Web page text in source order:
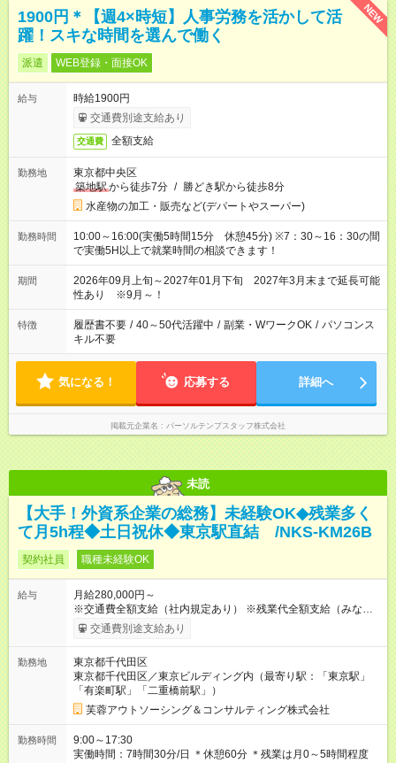
NEW
1900円＊【週4×時短】人事労務を活かして活
躍！スキな時間を選んで働く
派遣 WEB登録・面接OK
給与
時給1900円
交通費別途支給あり
交通費 全額支給
勤務地
東京都中央区
築地駅から徒歩7分 / 勝どき駅から徒歩8分
水産物の加工・販売など(デパートやスーパー)
勤務時間
10:00～16:00(実働5時間15分 休憩45分) ※7：30～16：30の間
で実働5H以上で就業時間の相談できます！
期間
2026年09月上旬～2027年01月下旬 2027年3月末まで延長可能
性あり ※9月～！
特徴 履歴書不要 / 40～50代活躍中 / 副業・WワークOK / パソコンス
キル不要
気になる！ 応募する 詳細へ
掲載元企業名 パーソルテンプスタッフ株式会社
未読
【大手！外資系企業の総務】未経験OK◆残業多く
て月5h程◆土日祝休◆東京駅直結 /NKS-KM26B
契約社員 職種未経験OK
給与
月給280,000円～
※交通費全額支給（社内規定あり） ※残業代全額支給（みなし残
業代は含みません。残業が発生した場合は全額支給いたしま
す） 【試用期間】試用期間なし
交通費別途支給あり
勤務地
東京都千代田区
東京都千代田区／東京ビルディング内（最寄り駅：「東京駅」
「有楽町駅」「二重橋前駅」）
芙蓉アウトソーシング＆コンサルティング株式会社
勤務時間
9:00～17:30
実働時間：7時間30分/日 ＊休憩60分 ＊残業は月0～5時間程度